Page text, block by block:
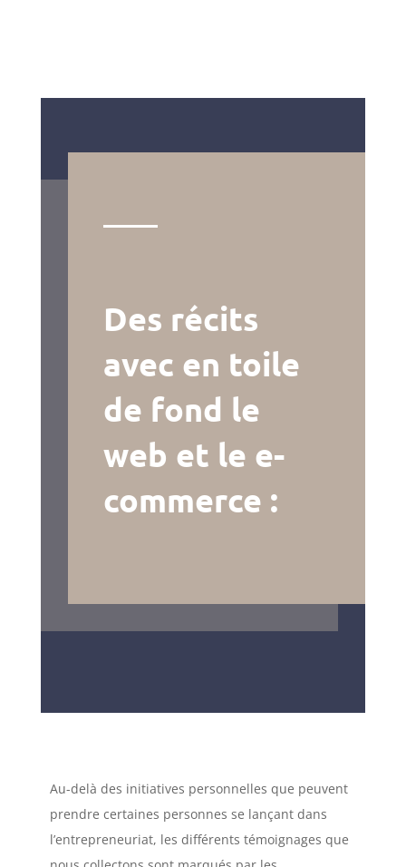
Des récits
avec en toile
de fond le
web et le e-
commerce :
Au-delà des initiatives personnelles que peuvent
prendre certaines personnes se lançant dans
l’entrepreneuriat, les différents témoignages que